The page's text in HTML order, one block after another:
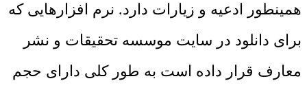
همینطور ادعیه و زیارات دارد. نرم افزارهایی که
برای دانلود در سایت موسسه تحقیقات و نشر
معارف قرار داده است به طور کلی دارای حجم